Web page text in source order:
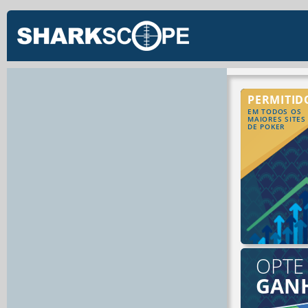
EM TODOS OS
MAIORES SITES
DE POKER